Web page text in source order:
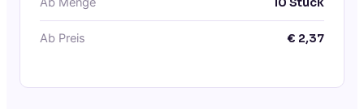
Ab Preis € 2,37